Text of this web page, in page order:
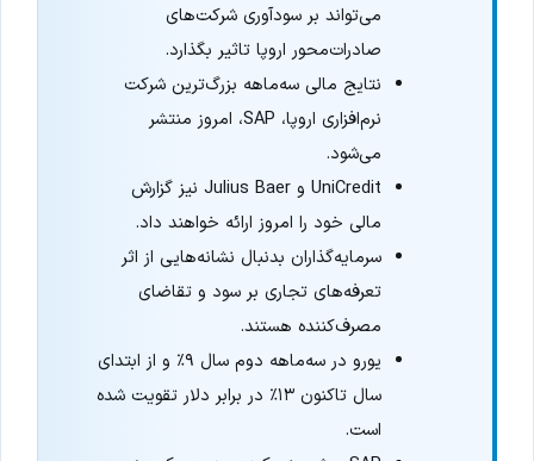
می‌تواند بر سودآوری شرکت‌های
صادرات‌محور اروپا تاثیر بگذارد.
نتایج مالی سه‌ماهه بزرگ‌ترین شرکت
نرم‌افزاری اروپا، SAP، امروز منتشر
می‌شود.
UniCredit و Julius Baer نیز گزارش
مالی خود را امروز ارائه خواهند داد.
سرمایه‌گذاران بدنبال نشانه‌هایی از اثر
تعرفه‌های تجاری بر سود و تقاضای
مصرف‌کننده هستند.
یورو در سه‌ماهه دوم سال ۹٪ و از ابتدای
سال تاکنون ۱۳٪ در برابر دلار تقویت شده
است.